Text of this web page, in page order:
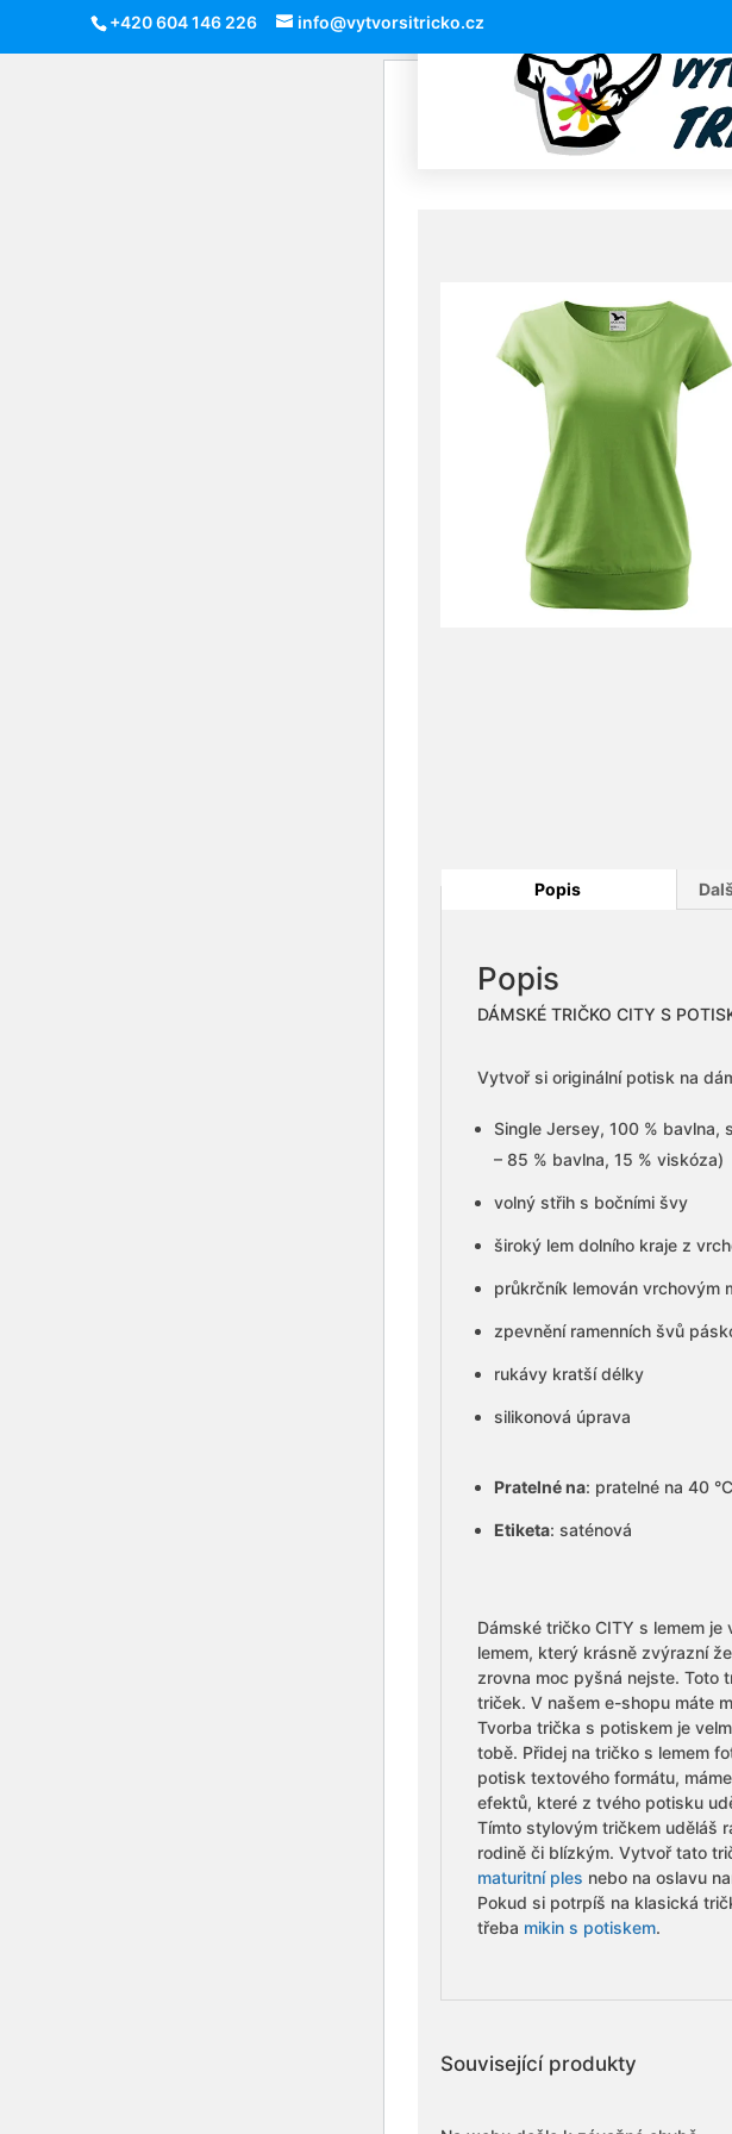
+420 604 146 226 info@vytvorsitricko.cz
Popis
Popis
DÁMSKÉ TRIČKO CITY S
Vytvoř si originální potisk na
Single Jersey, 100 % bavlna,
– 85 % bavlna, 15 % viskóza)
volný střih s bočními švy
široký lem dolního kraje z
průkrčník lemován vrchovým
zpevnění ramenních švů
rukávy kratší délky
silikonová úprava
Pratelné na: pratelné na 40 °C
Etiketa:saténová
Dámské tričko CITY s lemem
lemem, který krásně zvýrazní
zrovna moc pyšná nejste. Toto
triček. V našem e-shopu máte
Tvorba trička s potiskem je
tobě. Přidej na tričko s lemem
potisk textového formátu,
efektů, které z tvého potisku
Tímto stylovým tričkem uděláš
rodině či blízkým. Vytvoř tato
maturitní ples nebo na oslavu
Pokud si potrpíš na klasická
třeba mikin s potiskem.
Související produkty